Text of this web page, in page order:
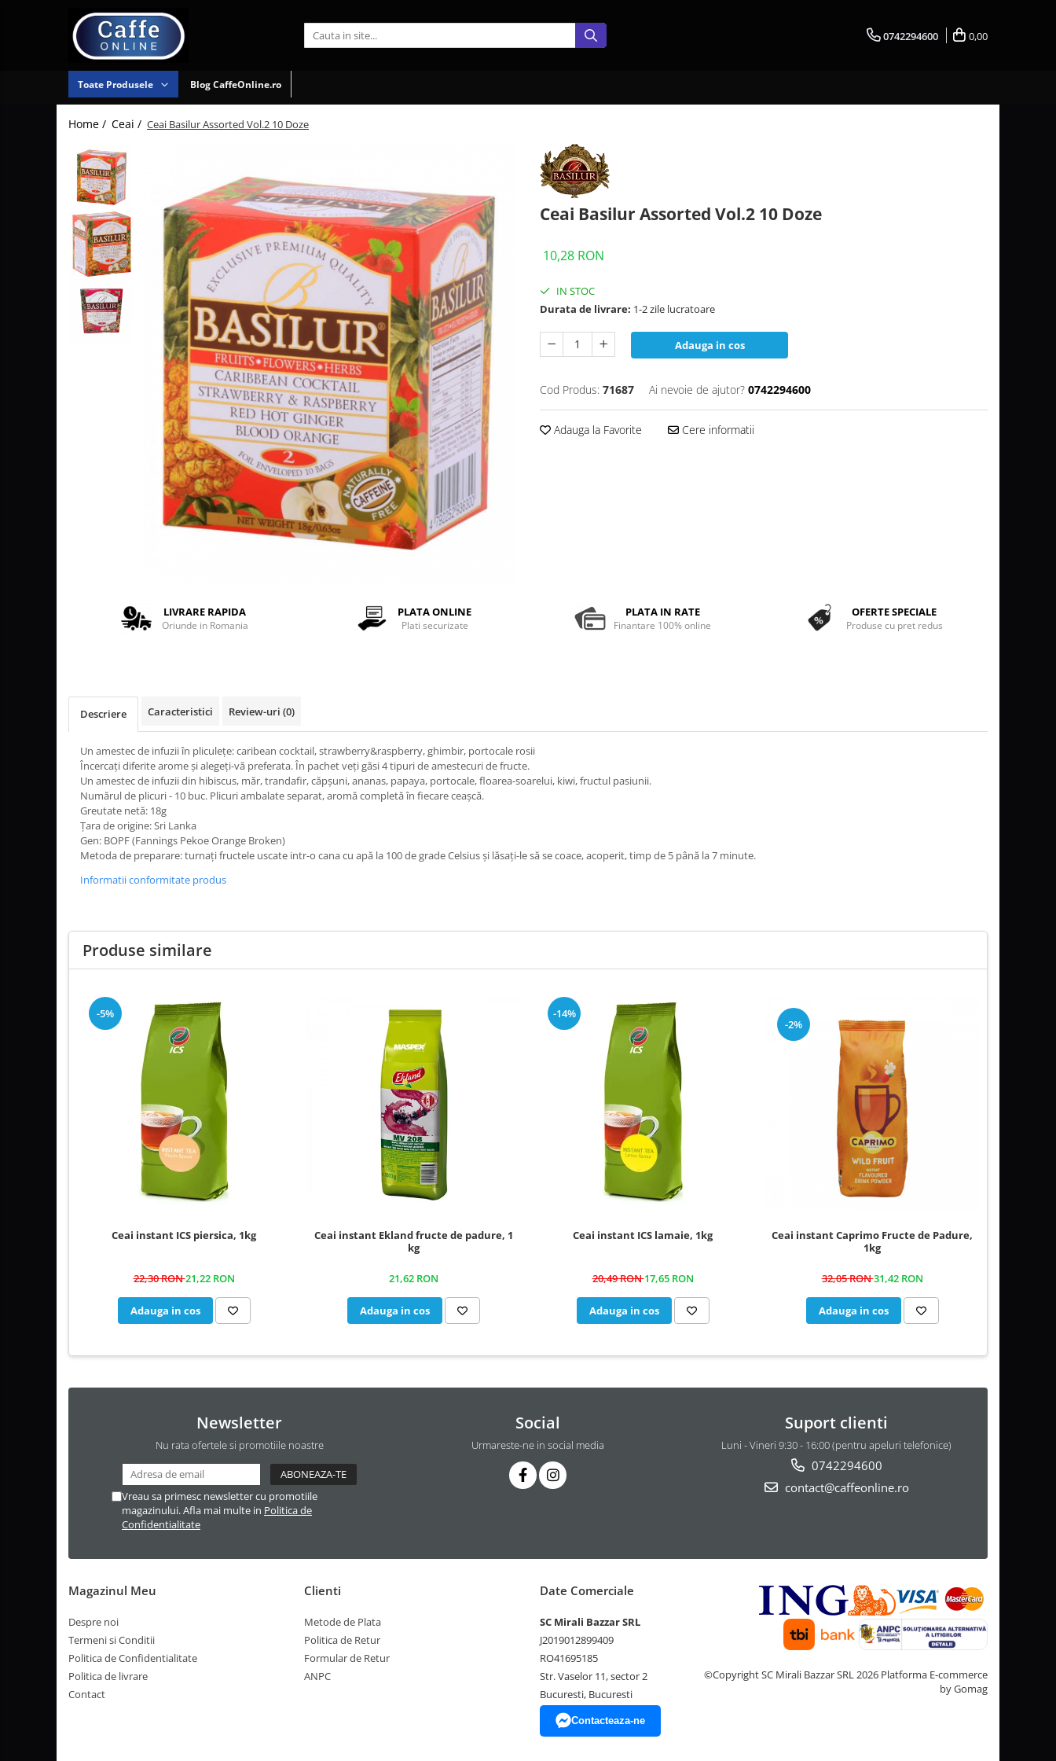
Toate Produsele
Cafea Boabe
Capsule Cafea
Cafea Macinata
Cafea Instant
Ceai
Espressoare
Aparate Automate
Aparate capsule
Aparate clasice
Complementare
Cesti si farfurii
Aparate SH
Promotii
Stabilizatoare
tensiune
schimb
espressoare
Accesorii si
intretinere
0742294600 0,00
Toate Produsele Blog CaffeOnline.ro
Home / Ceai / Ceai Basilur Assorted Vol.2 10 Doze
Ceai Basilur Assorted Vol.2 10 Doze
10,28 RON
IN STOC
Durata de livrare: 1-2 zile lucratoare
Adauga in cos
Cod Produs: 71687 Ai nevoie de ajutor? 0742294600
Adauga la Favorite Cere informatii
LIVRARE RAPIDA
Oriunde in Romania
PLATA ONLINE
Plati securizate
PLATA IN RATE
Finantare 100% online
OFERTE SPECIALE
Produse cu pret redus
Descriere Caracteristici Review-uri (0)
Un amestec de infuzii în pliculețe: caribean cocktail, strawberry&raspberry, ghimbir, portocale rosii
Încercați diferite arome și alegeți-vă preferata. În pachet veți găsi 4 tipuri de amestecuri de fructe.
Un amestec de infuzii din hibiscus, măr, trandafir, căpșuni, ananas, papaya, portocale, floarea-soarelui, kiwi, fructul pasiunii.
Numărul de plicuri - 10 buc. Plicuri ambalate separat, aromă completă în fiecare ceașcă.
Greutate netă: 18g
Țara de origine: Sri Lanka
Gen: BOPF (Fannings Pekoe Orange Broken)
Metoda de preparare: turnați fructele uscate intr-o cana cu apă la 100 de grade Celsius și lăsați-le să se coace, acoperit, timp de 5 până la 7 minute.
Informatii conformitate produs
Produse similare
-5%
Ceai instant ICS piersica, 1kg
22,30 RON21,22 RON
Adauga in cos
Ceai instant Ekland fructe de padure, 1
kg
21,62 RON
Adauga in cos
-14%
Ceai instant ICS lamaie, 1kg
20,49 RON17,65 RON
Adauga in cos
-2%
Ceai instant Caprimo Fructe de Padure,
1kg
32,05 RON31,42 RON
Adauga in cos
Newsletter
Nu rata ofertele si promotiile noastre
Vreau sa primesc newsletter cu promotiile
magazinului. Afla mai multe in Politica de
Confidentialitate
Social
Urmareste-ne in social media
Suport clienti
Luni - Vineri 9:30 - 16:00 (pentru apeluri telefonice)
0742294600
contact@caffeonline.ro
Magazinul Meu
Despre noi
Termeni si Conditii
Politica de Confidentialitate
Politica de livrare
Contact
Clienti
Metode de Plata
Politica de Retur
Formular de Retur
ANPC
Date Comerciale
SC Mirali Bazzar SRL
J2019012899409
RO41695185
Str. Vaselor 11, sector 2
Bucuresti, Bucuresti
Contacteaza-ne
©Copyright SC Mirali Bazzar SRL 2026 Platforma E-commerce
by Gomag